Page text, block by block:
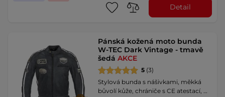
Detail
Pánská kožená moto bunda
W-TEC Dark Vintage - tmavě
šedáAKCE
5 (3)
Stylová bunda s nášivkami, měkká
bůvolí kůže, chrániče s CE atestací, …